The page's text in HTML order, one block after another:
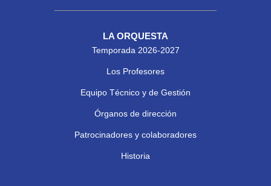
LA ORQUESTA
Temporada 2026-2027
Los Profesores
Equipo Técnico y de Gestión
Órganos de dirección
Patrocinadores y colaboradores
Historia